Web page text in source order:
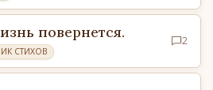
повернется.
СТИХОВ
2